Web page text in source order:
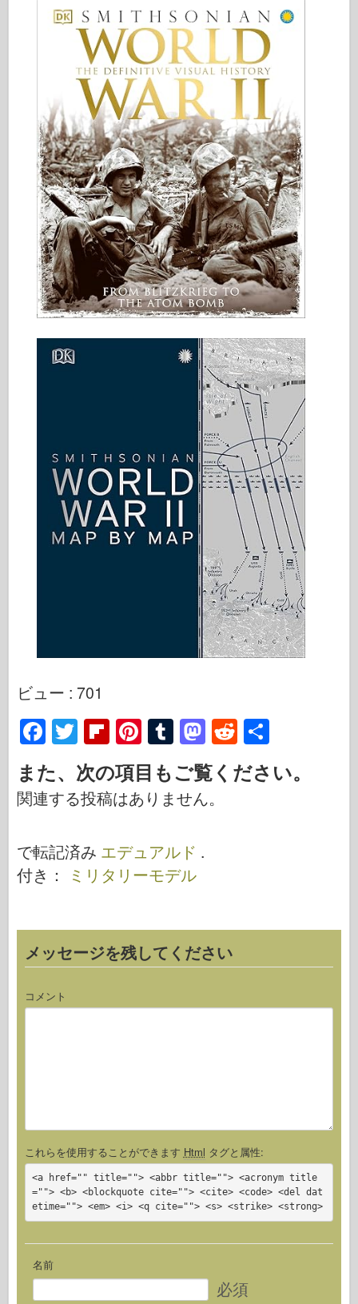
ズベズダ
アルバム-写真
Dvd
連絡先
ル・ジャーナル
キット
ビュー : 701
F
a
c
e
o
o
T
wi
tt
er
Fl
ip
b
o
d
Pi
nt
er
e
T
u
m
bl
M
a
st
o
R
e
d
h
ar
また、次の項目もご覧ください。
関連する投稿はありません。
で転記済み エデュアルド .
付き：
ミリタリーモデル
メッセージを残してください
コメント
これらを使用することができます Html タグと属性:
<a href="" title=""> <abbr title=""> <acronym title
=""> <b> <blockquote cite=""> <cite> <code> <del dat
etime=""> <em> <i> <q cite=""> <s> <strike> <strong>
名前
必須